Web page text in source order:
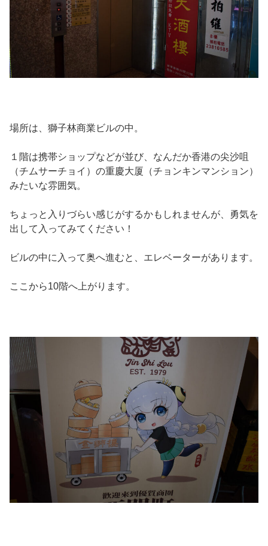
場所は、獅子林商業ビルの中。
１階は携帯ショップなどが並び、なんだか香港の尖沙咀
（チムサーチョイ）の重慶大厦（チョンキンマンション）
みたいな雰囲気。
ちょっと入りづらい感じがするかもしれませんが、勇気を
出して入ってみてください！
ビルの中に入って奥へ進むと、エレベーターがあります。
ここから10階へ上がります。